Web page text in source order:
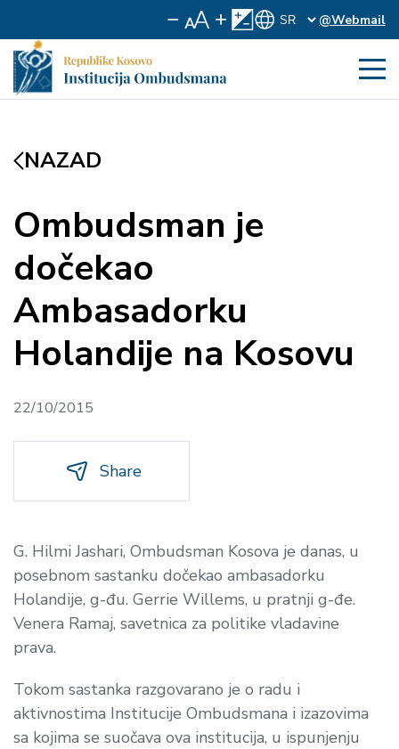
@Webmail
NAZAD
Ombudsman je
dočekao
Ambasadorku
Holandije na Kosovu
22/10/2015
Share
G. Hilmi Jashari, Ombudsman Kosova je danas, u
posebnom sastanku dočekao ambasadorku
Holandije, g-đu. Gerrie Willems, u pratnji g-đe.
Venera Ramaj, savetnica za politike vladavine
prava.
Tokom sastanka razgovarano je o radu i
aktivnostima Institucije Ombudsmana i izazovima
sa kojima se suočava ova institucija, u ispunjenju